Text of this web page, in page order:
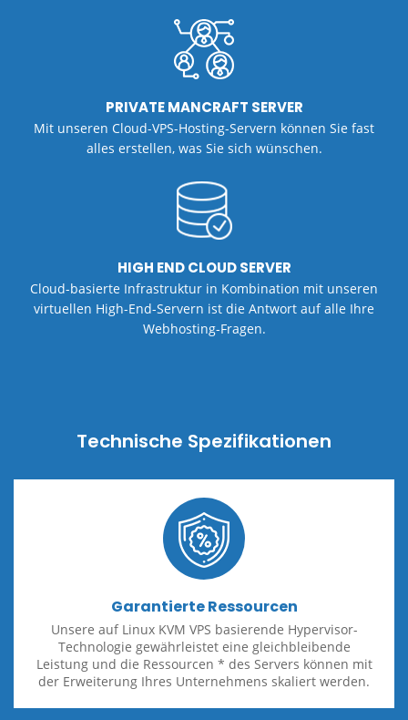
PRIVATE MANCRAFT SERVER
Mit unseren Cloud-VPS-Hosting-Servern können Sie fast
alles erstellen, was Sie sich wünschen.
HIGH END CLOUD SERVER
Cloud-basierte Infrastruktur in Kombination mit unseren
virtuellen High-End-Servern ist die Antwort auf alle Ihre
Webhosting-Fragen.
Technische Spezifikationen
Garantierte Ressourcen
Unsere auf Linux KVM VPS basierende Hypervisor-
Technologie gewährleistet eine gleichbleibende
Leistung und die Ressourcen * des Servers können mit
der Erweiterung Ihres Unternehmens skaliert werden.